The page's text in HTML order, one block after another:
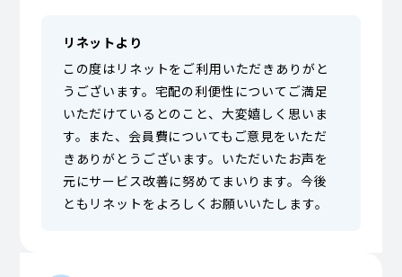
リネットより
この度はリネットをご利用いただきありがと
うございます。宅配の利便性についてご満足
いただけているとのこと、大変嬉しく思いま
す。また、会員費についてもご意見をいただ
きありがとうございます。いただいたお声を
元にサービス改善に努めてまいります。今後
ともリネットをよろしくお願いいたします。